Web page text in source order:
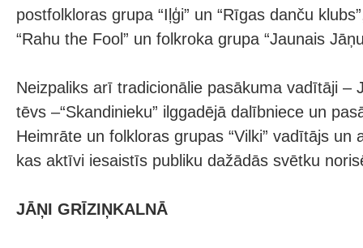
postfolkloras grupa “Iļģi” un “Rīgas danču
“Rahu the Fool” un folkroka grupa “Jaunais
Neizpaliks arī tradicionālie pasākuma vadītāji –
tēvs –“Skandinieku” ilggadējā dalībniece un
Heimrāte un folkloras grupas “Vilki” vadītājs un
kas aktīvi iesaistīs publiku dažādās svētku
JĀŅI GRĪZIŅKALNĀ